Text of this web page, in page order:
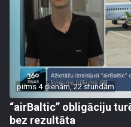
pirms 4 dienām, 22 stundām
“airBaltic” obligāciju
bez rezultāta